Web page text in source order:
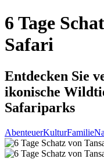
6 Tage
Safari
Entdecken Sie
ikonische
Safariparks
AbenteuerKulturFamilie